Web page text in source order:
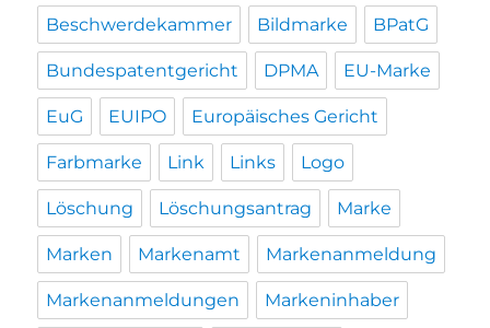
Beschwerdekammer Bildmarke BPatG
Bundespatentgericht DPMA EU-Marke
EuG EUIPO Europäisches Gericht
Farbmarke Link Links Logo
Löschung Löschungsantrag Marke
Marken Markenamt Markenanmeldung
Markenanmeldungen Markeninhaber